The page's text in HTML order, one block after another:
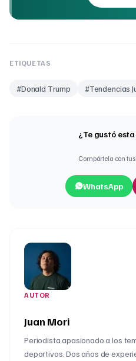
ETIQUETAS
#Donald Trump #Tendencias
¿Te gustó
Compártela con
WhatsApp
AUTOR
Juan Mori
Periodista apasionado a los
deportivos. Dos años de